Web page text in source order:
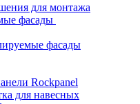
для монтажа
фасады
фасады
Rockpanel
для навесных